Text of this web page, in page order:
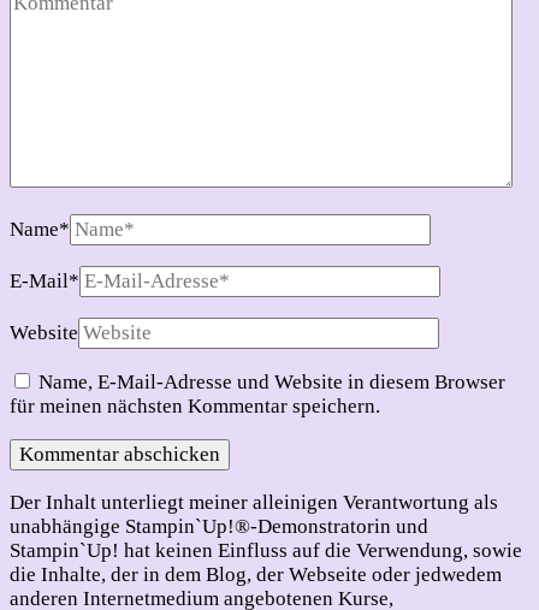
Name*
E-Mail*
Website
Name, E-Mail-Adresse und Website in diesem Browser
für meinen nächsten Kommentar speichern.
Der Inhalt unterliegt meiner alleinigen Verantwortung als
unabhängige Stampin`Up!®-Demonstratorin und
Stampin`Up! hat keinen Einfluss auf die Verwendung, sowie
die Inhalte, der in dem Blog, der Webseite oder jedwedem
anderen Internetmedium angebotenen Kurse,